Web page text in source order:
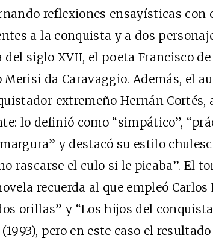
reflexiones ensayísticas con
a la conquista y a dos
siglo XVII, el poeta Francisco
da Caravaggio. Además, el
extremeño Hernán Cortés,
lo definió como “simpático”,
y destacó su estilo
rascarse el culo si le picaba”. El
recuerda al que empleó Carlos
orillas” y “Los hijos del
(1993), pero en este caso el